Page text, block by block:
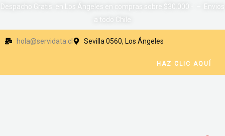
Ir
contenido
Despacho Gratis en Los Ángeles en compras sobre $30.000.- – Envios
a todo Chile
hola@servidata.cl Sevilla 0560, Los Ángeles
HAZ CLIC AQUÍ